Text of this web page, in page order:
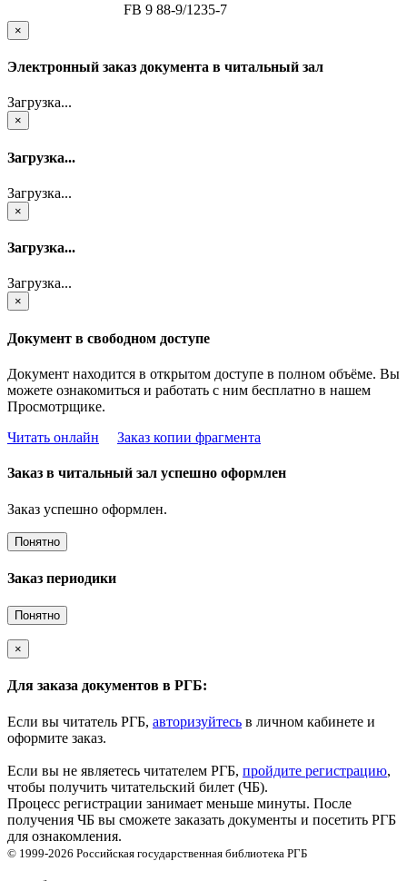
FB 9 88-9/1235-7
×
Электронный заказ документа в читальный зал
Загрузка...
×
Загрузка...
Загрузка...
×
Загрузка...
Загрузка...
×
Документ в свободном доступе
Документ находится в открытом доступе в полном объёме. Вы
можете ознакомиться и работать с ним бесплатно в нашем
Просмотрщике.
Читать онлайн
Заказ копии фрагмента
Заказ в читальный зал успешно оформлен
Заказ успешно оформлен.
Понятно
Заказ периодики
Понятно
×
Для заказа документов в РГБ:
Если вы читатель РГБ, авторизуйтесь в личном кабинете и
оформите заказ.
Если вы не являетесь читателем РГБ, пройдите регистрацию,
чтобы получить читательский билет (ЧБ).
Процесс регистрации занимает меньше минуты. После
получения ЧБ вы сможете заказать документы и посетить РГБ
для ознакомления.
© 1999-2026 Российская государственная библиотека РГБ